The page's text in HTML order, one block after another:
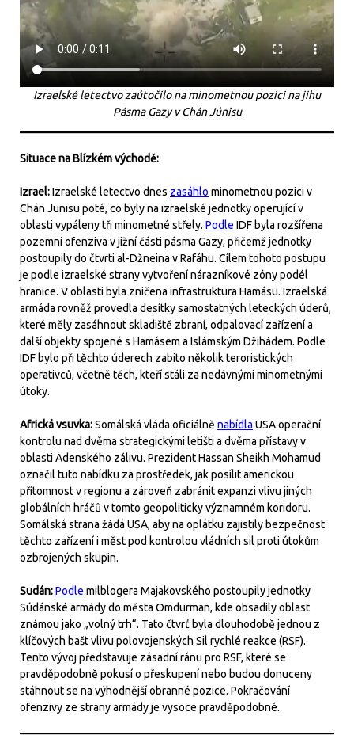
Izraelské letectvo zaútočilo na minometnou pozici na jihu
Pásma Gazy v Chán Júnisu
Situace na Blízkém východě:
Izrael:Izraelské letectvo dnes zasáhlo minometnou pozici v
Chán Junisu poté, co byly na izraelské jednotky operující v
oblasti vypáleny tři minometné střely. Podle IDF byla rozšířena
pozemní ofenziva v jižní části pásma Gazy, přičemž jednotky
postoupily do čtvrti al-Džneina v Rafáhu. Cílem tohoto postupu
je podle izraelské strany vytvoření nárazníkové zóny podél
hranice. V oblasti byla zničena infrastruktura Hamásu. Izraelská
armáda rovněž provedla desítky samostatných leteckých úderů,
které měly zasáhnout skladiště zbraní, odpalovací zařízení a
další objekty spojené s Hamásem a Islámským Džihádem. Podle
IDF bylo při těchto úderech zabito několik teroristických
operativců, včetně těch, kteří stáli za nedávnými minometnými
útoky.
Africká vsuvka:Somálská vláda oficiálně nabídla USA operační
kontrolu nad dvěma strategickými letišti a dvěma přístavy v
oblasti Adenského zálivu. Prezident Hassan Sheikh Mohamud
označil tuto nabídku za prostředek, jak posílit americkou
přítomnost v regionu a zároveň zabránit expanzi vlivu jiných
globálních hráčů v tomto geopoliticky významném koridoru.
Somálská strana žádá USA, aby na oplátku zajistily bezpečnost
těchto zařízení i měst pod kontrolou vládních sil proti útokům
ozbrojených skupin.
Sudán:Podle milblogera Majakovského postoupily jednotky
Súdánské armády do města Omdurman, kde obsadily oblast
známou jako „volný trh“. Tato čtvrť byla dlouhodobě jednou z
klíčových bašt vlivu polovojenských Sil rychlé reakce (RSF).
Tento vývoj představuje zásadní ránu pro RSF, které se
pravděpodobně pokusí o přeskupení nebo budou donuceny
stáhnout se na výhodnější obranné pozice. Pokračování
ofenzivy ze strany armády je vysoce pravděpodobné.